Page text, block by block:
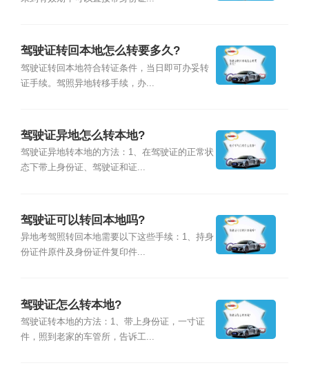
驾驶证转回本地怎么转要多久?
驾驶证转回本地符合转证条件，当日即可办妥转
证手续。驾照异地转移手续，办...
驾驶证异地怎么转本地?
驾驶证异地转本地的方法：1、在驾驶证的正常状
态下带上身份证、驾驶证和证...
驾驶证可以转回本地吗?
异地考驾照转回本地需要以下这些手续：1、持身
份证件原件及身份证件复印件...
驾驶证怎么转本地?
驾驶证转本地的方法：1、带上身份证，一寸证
件，照到老家的车管所，告诉工...